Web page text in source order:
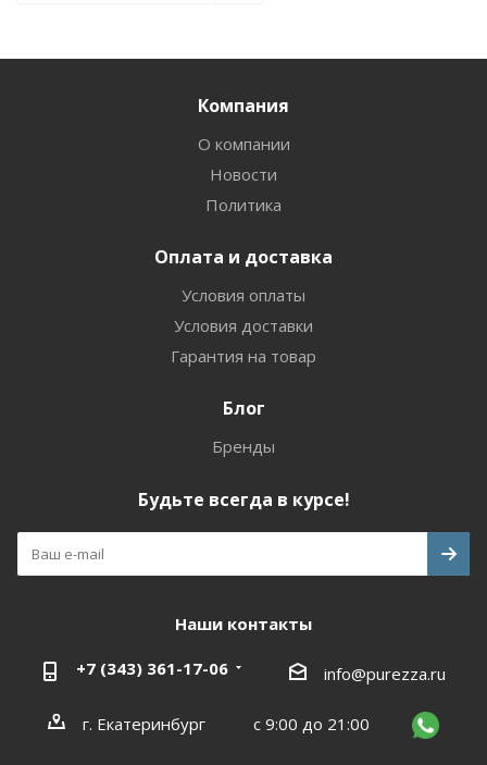
Компания
О компании
Новости
Политика
Оплата и доставка
Условия оплаты
Условия доставки
Гарантия на товар
Блог
Бренды
Будьте всегда в курсе!
Наши контакты
+7 (343) 361-17-06 info@purezza.ru
г. Екатеринбург с 9:00 до 21:00